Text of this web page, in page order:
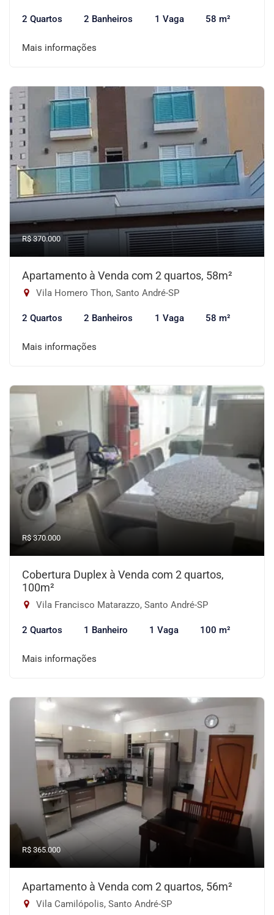
2 Quartos 2 Banheiros 1 Vaga 58 m²
Mais informações
R$ 370.000
Apartamento à Venda com 2 quartos, 58m²
Vila Homero Thon, Santo André-SP
2 Quartos 2 Banheiros 1 Vaga 58 m²
Mais informações
R$ 370.000
Cobertura Duplex à Venda com 2 quartos,
100m²
Vila Francisco Matarazzo, Santo André-SP
2 Quartos 1 Banheiro 1 Vaga 100 m²
Mais informações
R$ 365.000
Apartamento à Venda com 2 quartos, 56m²
Vila Camilópolis, Santo André-SP